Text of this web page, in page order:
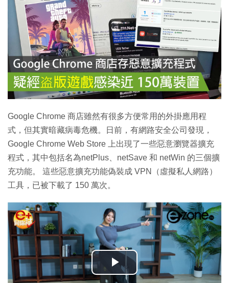
Google Chrome 商店雖然有很多方便常用的外掛應用程
式，但其實暗藏病毒危機。日前，有網路安全公司發現，
Google Chrome Web Store 上出現了一些惡意瀏覽器擴充
程式，其中包括名為netPlus、netSave 和 netWin 的三個擴
充功能。 這些惡意擴充功能偽裝成 VPN（虛擬私人網路）
工具，已被下載了 150 萬次。
播